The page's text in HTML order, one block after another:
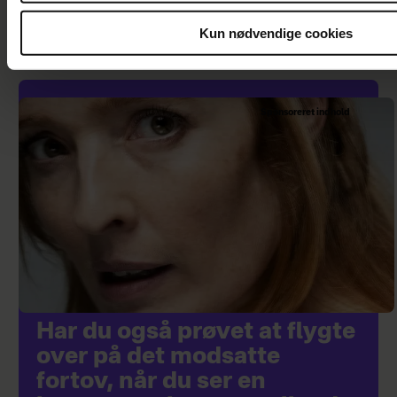
Kun nødvendige cookies
Sponsoreret indhold
Har du også prøvet at flygte
over på det modsatte
fortov, når du ser en